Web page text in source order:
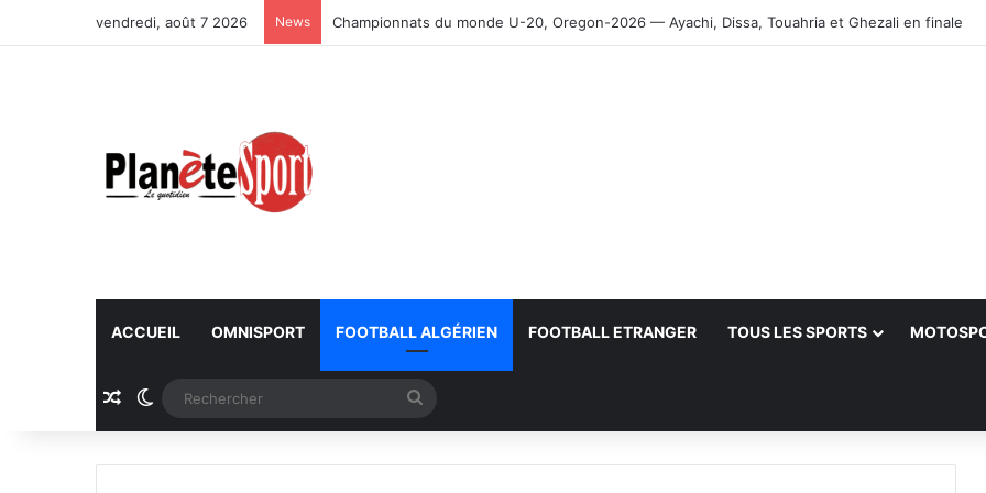
vendredi, août 7 2026 News Championnats du monde U-20, Oregon-2026 — Ayachi, Dissa, Touahria et Ghezali en finale
ACCUEIL OMNISPORT FOOTBALL ALGÉRIEN FOOTBALL ETRANGER TOUS LES SPORTS
Article Aléatoire
Switch skin